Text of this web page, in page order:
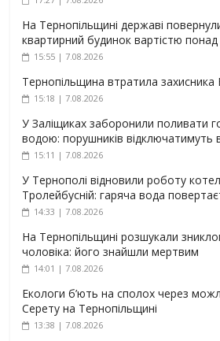
На Тернопільщині державі
квартирний будинок вартістю
15:55 | 7.08.2026
Тернопільщина втратила
15:18 | 7.08.2026
У Заліщиках заборонили поливати
водою: порушників відключатимуть
15:11 | 7.08.2026
У Тернополі відновили роботу
Тролейбусній: гаряча вода
14:33 | 7.08.2026
На Тернопільщині розшукали
чоловіка: його знайшли мертвим
14:01 | 7.08.2026
Екологи б’ють на сполох через
Серету на Тернопільщині
13:38 | 7.08.2026